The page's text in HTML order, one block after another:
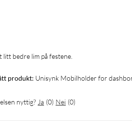
litt bedre lim på festene.
produkt: Unisynk Mobilholder for
nyttig? Ja (0) Nei (0)